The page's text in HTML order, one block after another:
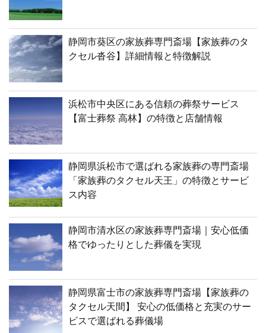
静岡市葵区の家族葬専門斎場【家族葬のタ
クセル沓谷】詳細情報と特徴解説
浜松市中央区にある信頼の葬祭サービス
【富士葬祭 高林】の特徴と店舗情報
静岡県浜松市で選ばれる家族葬の専門斎場
「家族葬のタクセル天王」の特徴とサービ
ス内容
静岡市清水区の家族葬専門斎場｜安心低価
格でゆったりとした葬儀を実現
静岡県富士市の家族葬専門斎場【家族葬の
タクセル天間】 安心の低価格と充実のサー
ビスで選ばれる葬儀場